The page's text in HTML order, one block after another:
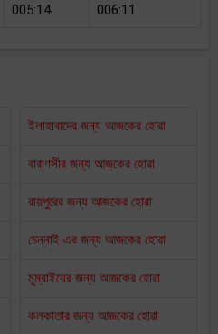
005:14 006:11
ইলাহাবাদের জন্য আজকের হোৱা
বারাণসীর জন্য আজকের হোৱা
রায়পুরের জন্য আজকের হোৱা
চেন্নাই এর জন্য আজকের হোৱা
মুম্বাইয়ের জন্য আজকের হোৱা
কলকাতার জন্য আজকের হোৱা